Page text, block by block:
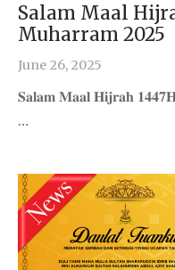
Salam Maal
Muharram 2025
June 26, 2025
𝐒𝐚𝐥𝐚𝐦 𝐌𝐚𝐚𝐥 𝐇𝐢𝐣𝐫𝐚𝐡
…